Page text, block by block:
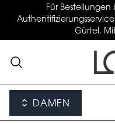
Für Bestellungen
Gürtel.
DAMEN